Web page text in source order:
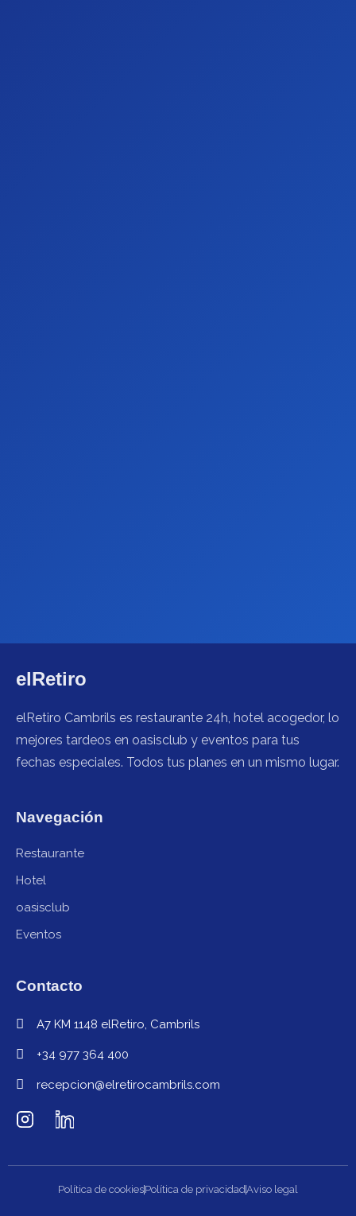
elRetiro
elRetiro Cambrils es restaurante 24h, hotel acogedor, lo
mejores tardeos en oasisclub y eventos para tus
fechas especiales. Todos tus planes en un mismo lugar.
Navegación
Restaurante
Hotel
oasisclub
Eventos
Contacto
A7 KM 1148 elRetiro, Cambrils
+34 977 364 400
recepcion@elretirocambrils.com
Política de cookiesPolítica de privacidadAviso legal